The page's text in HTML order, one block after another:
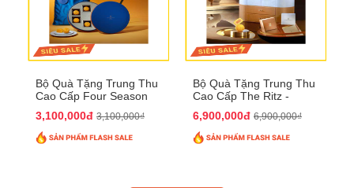
Bộ Quà Tặng Trung Thu
Cao Cấp Four Season
3,100,000đ 3,100,000₫
Bộ Quà Tặng Trung Thu
Cao Cấp The Ritz -
6,900,000đ 6,900,000₫